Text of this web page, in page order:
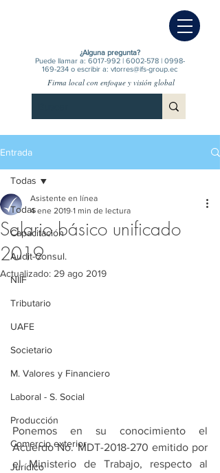
¿Alguna pregunta?
Puede llamar a: 6017-992| 6002-578| 0998-
169-234 o escribir a: vtorres@ifs-group.ec
Firma local con enfoque y visión global
Entrada
Todas
Capacitación
Audit-Consul.
NIIF
Tributario
UAFE
Societario
M. Valores y Financiero
Laboral - S. Social
Producción
Comercio exterior
Jurídico
Todas
Salario básico unificado
2019
Asistente en línea
4 ene 2019 1 min de lectura
Actualizado: 29 ago 2019
Ponemos en su conocimiento el
Acuerdo No. MDT-2018-270 emitido por
el Ministerio de Trabajo, respecto al